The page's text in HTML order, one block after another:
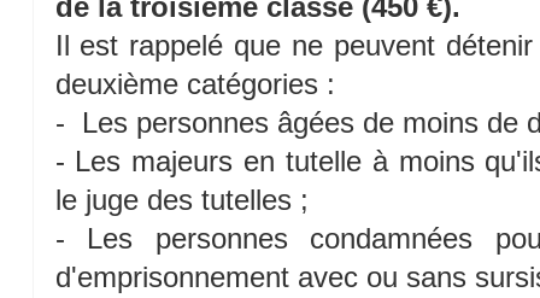
de la troisième classe (450 €).
Il est rappelé que ne peuvent
deuxième catégories :
- Les personnes âgées de moins de
- Les majeurs en tutelle à moins
le juge des tutelles ;
- Les personnes condamnées
d'emprisonnement avec ou sans